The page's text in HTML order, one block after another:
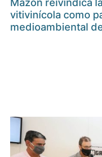
Mazón reivindica
vitivinícola como
medioambiental